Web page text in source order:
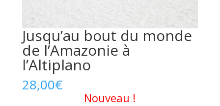
Jusqu’au bout du monde
de l’Amazonie à
l’Altiplano
28,00€
Nouveau !